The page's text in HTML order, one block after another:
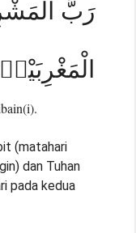
رَبُّ
(matahari
dan Tuhan
pada kedua